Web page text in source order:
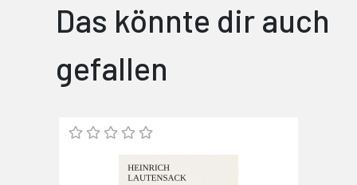
Das könnte dir auch
gefallen